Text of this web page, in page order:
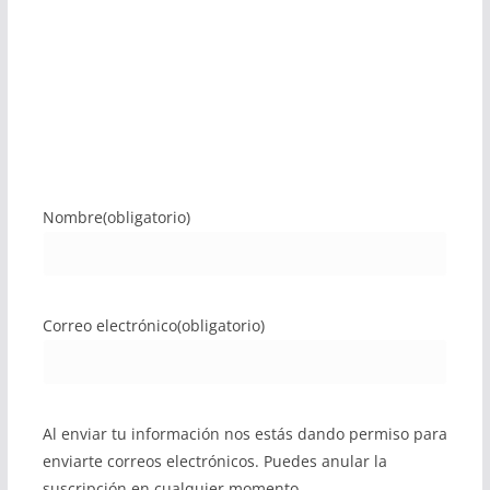
Nombre(obligatorio)
Correo electrónico(obligatorio)
Al enviar tu información nos estás dando permiso para
enviarte correos electrónicos. Puedes anular la